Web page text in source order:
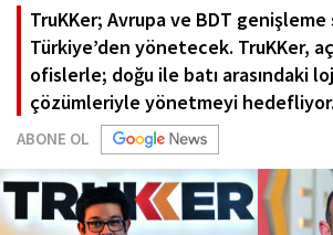
TruKKer; Avrupa ve BDT
Türkiye’den yönetecek. TruKKer,
ofislerle; doğu ile batı arasındaki
çözümleriyle yönetmeyi hedefliyor.
ABONE OL